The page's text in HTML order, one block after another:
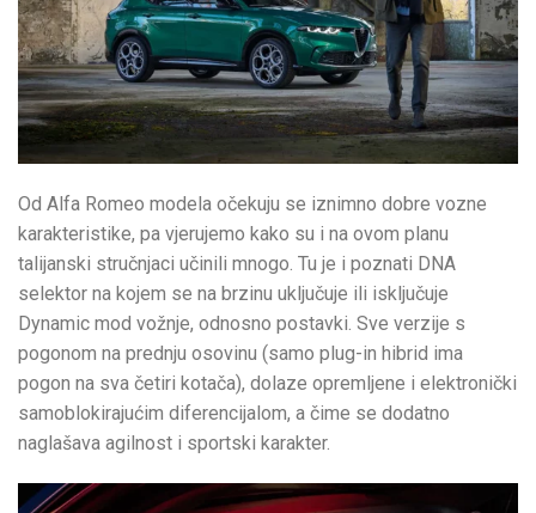
Od Alfa Romeo modela očekuju se iznimno dobre vozne
karakteristike, pa vjerujemo kako su i na ovom planu
talijanski stručnjaci učinili mnogo. Tu je i poznati DNA
selektor na kojem se na brzinu uključuje ili isključuje
Dynamic mod vožnje, odnosno postavki. Sve verzije s
pogonom na prednju osovinu (samo plug-in hibrid ima
pogon na sva četiri kotača), dolaze opremljene i elektronički
samoblokirajućim diferencijalom, a čime se dodatno
naglašava agilnost i sportski karakter.